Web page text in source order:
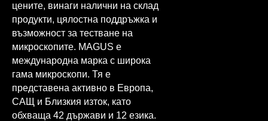
цените, винаги налични на склад
продукти, цялостна поддръжка и
възможност за тестване на
микроскопите. MAGUS е
международна марка с широка
гама микроскопи. Тя е
представена активно в Европа,
САЩ и Близкия изток, като
обхваща 42 държави и 12 езика.